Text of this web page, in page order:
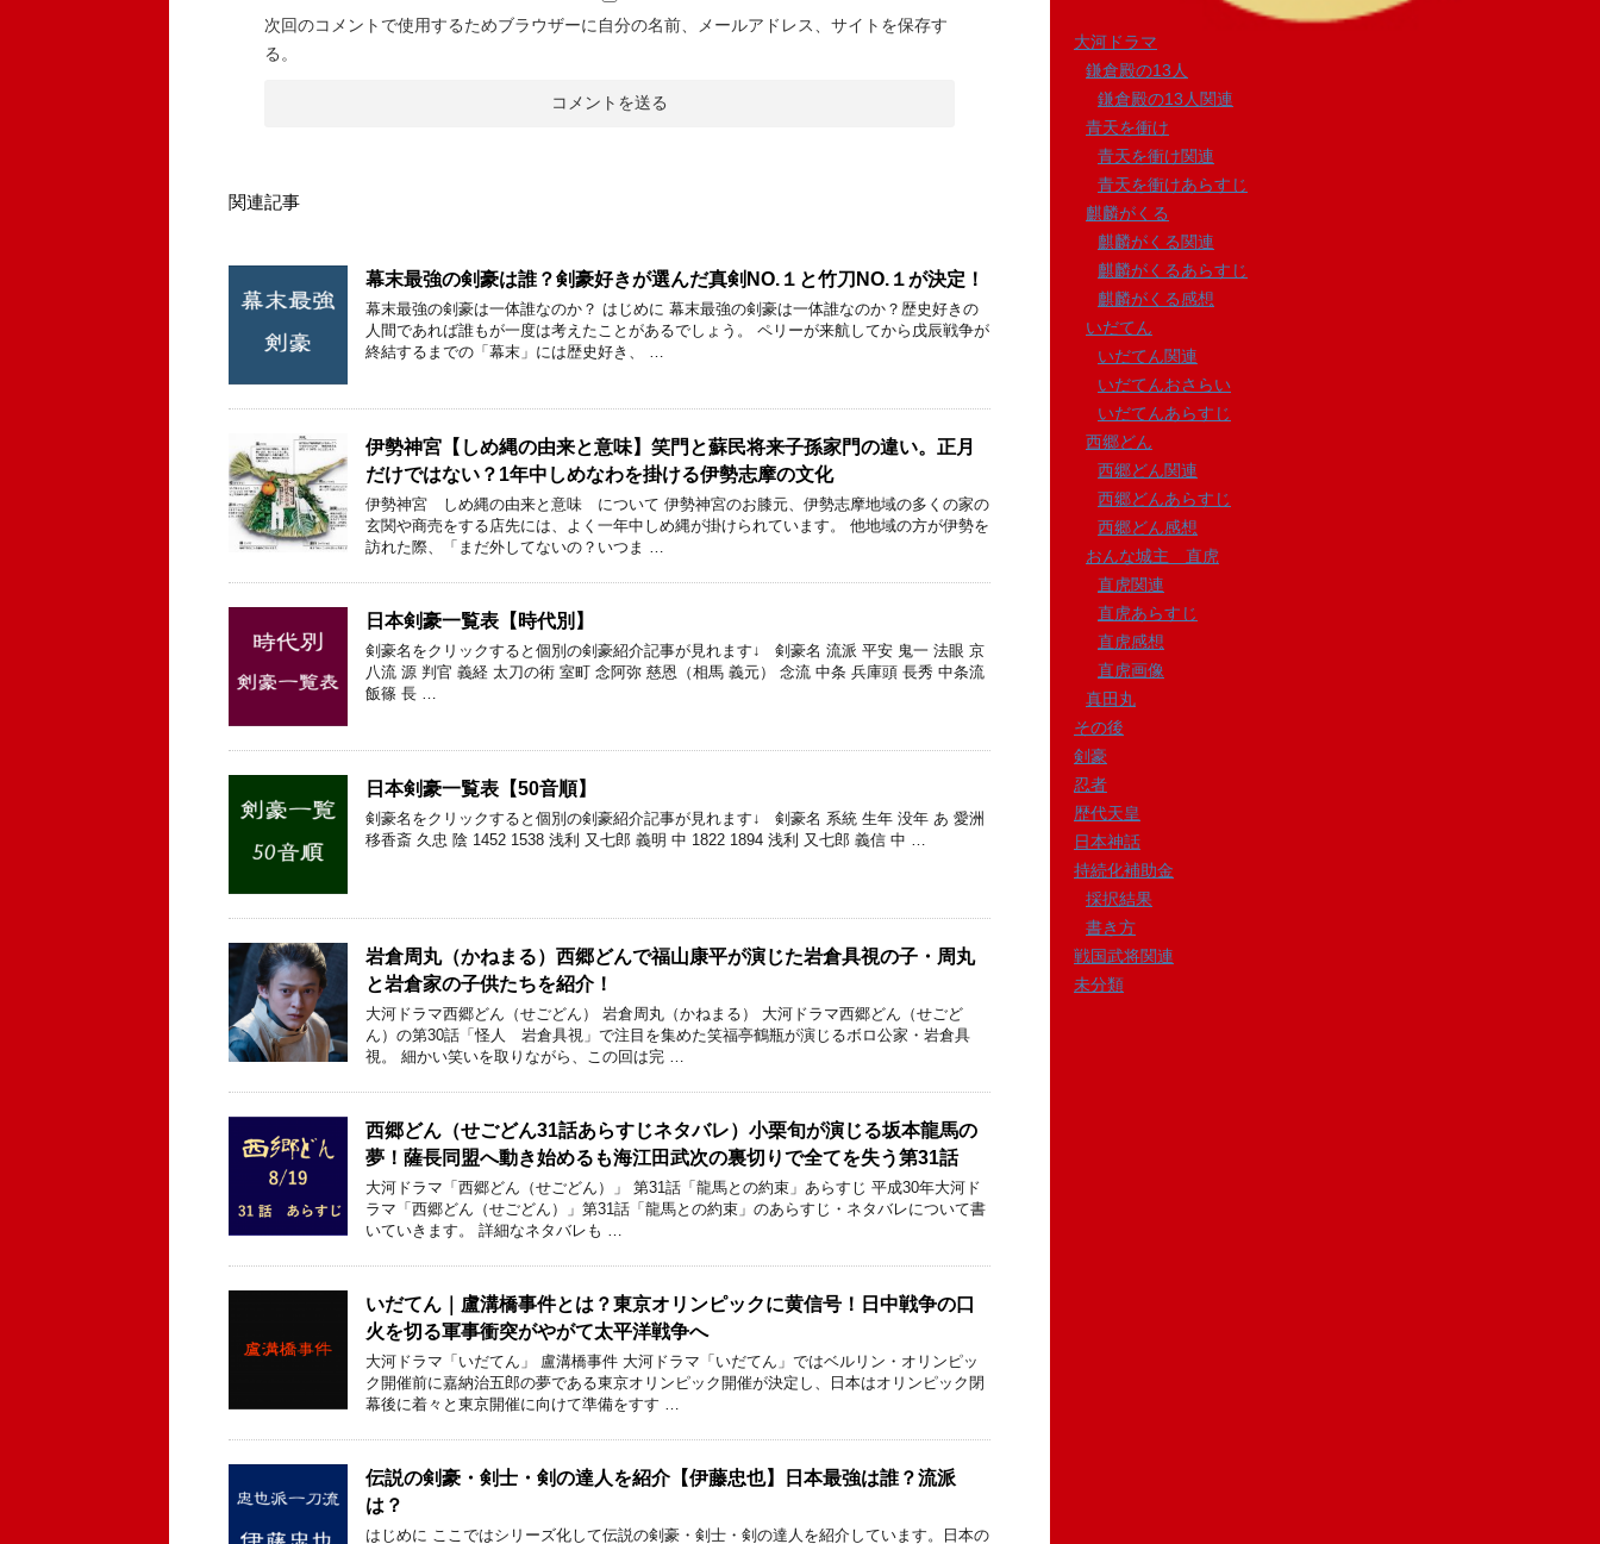
次回のコメントで使用するためブラウザーに自分の名前、メールアドレス、サイトを保存す
る。
関連記事
幕末最強の剣豪は誰？剣豪好きが選んだ真剣NO.１と竹刀NO.１が決定！
幕末最強の剣豪は一体誰なのか？ はじめに 幕末最強の剣豪は一体誰なのか？歴史好きの
人間であれば誰もが一度は考えたことがあるでしょう。 ペリーが来航してから戊辰戦争が
終結するまでの「幕末」には歴史好き、 …
伊勢神宮【しめ縄の由来と意味】笑門と蘇民将来子孫家門の違い。正月
だけではない？1年中しめなわを掛ける伊勢志摩の文化
伊勢神宮 しめ縄の由来と意味 について 伊勢神宮のお膝元、伊勢志摩地域の多くの家の
玄関や商売をする店先には、よく一年中しめ縄が掛けられています。 他地域の方が伊勢を
訪れた際、「まだ外してないの？いつま …
日本剣豪一覧表【時代別】
剣豪名をクリックすると個別の剣豪紹介記事が見れます↓ 剣豪名 流派 平安 鬼一 法眼 京
八流 源 判官 義経 太刀の術 室町 念阿弥 慈恩（相馬 義元） 念流 中条 兵庫頭 長秀 中条流
飯篠 長 …
日本剣豪一覧表【50音順】
剣豪名をクリックすると個別の剣豪紹介記事が見れます↓ 剣豪名 系統 生年 没年 あ 愛洲
移香斎 久忠 陰 1452 1538 浅利 又七郎 義明 中 1822 1894 浅利 又七郎 義信 中 …
岩倉周丸（かねまる）西郷どんで福山康平が演じた岩倉具視の子・周丸
と岩倉家の子供たちを紹介！
大河ドラマ西郷どん（せごどん） 岩倉周丸（かねまる） 大河ドラマ西郷どん（せごど
ん）の第30話「怪人 岩倉具視」で注目を集めた笑福亭鶴瓶が演じるボロ公家・岩倉具
視。 細かい笑いを取りながら、この回は完 …
西郷どん（せごどん31話あらすじネタバレ）小栗旬が演じる坂本龍馬の
夢！薩長同盟へ動き始めるも海江田武次の裏切りで全てを失う第31話
大河ドラマ「西郷どん（せごどん）」 第31話「龍馬との約束」あらすじ 平成30年大河ド
ラマ「西郷どん（せごどん）」第31話「龍馬との約束」のあらすじ・ネタバレについて書
いていきます。 詳細なネタバレも …
いだてん｜盧溝橋事件とは？東京オリンピックに黄信号！日中戦争の口
火を切る軍事衝突がやがて太平洋戦争へ
大河ドラマ「いだてん」 盧溝橋事件 大河ドラマ「いだてん」ではベルリン・オリンピッ
ク開催前に嘉納治五郎の夢である東京オリンピック開催が決定し、日本はオリンピック閉
幕後に着々と東京開催に向けて準備をすす …
伝説の剣豪・剣士・剣の達人を紹介【伊藤忠也】日本最強は誰？流派
は？
はじめに ここではシリーズ化して伝説の剣豪・剣士・剣の達人を紹介しています。日本の
大河ドラマ
鎌倉殿の13人
鎌倉殿の13人関連
青天を衝け
青天を衝け関連
青天を衝けあらすじ
麒麟がくる
麒麟がくる関連
麒麟がくるあらすじ
麒麟がくる感想
いだてん
いだてん関連
いだてんおさらい
いだてんあらすじ
西郷どん
西郷どん関連
西郷どんあらすじ
西郷どん感想
おんな城主 直虎
直虎関連
直虎あらすじ
直虎感想
直虎画像
真田丸
その後
剣豪
忍者
歴代天皇
日本神話
持続化補助金
採択結果
書き方
戦国武将関連
未分類